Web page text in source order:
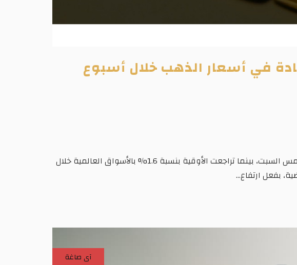
في أسعار الذهب خلال أسبوع
شهدت أسعار الذهب بالأسواق المحلية تقلبات سعرية حادة خلال تعاملات الأسبوع المنتهي مساء أمس السبت، بينما تراجعت الأوقية بنسبة 1.6% بالأسواق العالمية خلال
بفعل ارتفاع...
آى صاغة